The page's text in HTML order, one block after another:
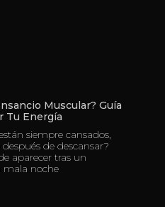
Muscular? Guía
Tu Energía
siempre cansados,
de descansar?
aparecer tras un
mala noche